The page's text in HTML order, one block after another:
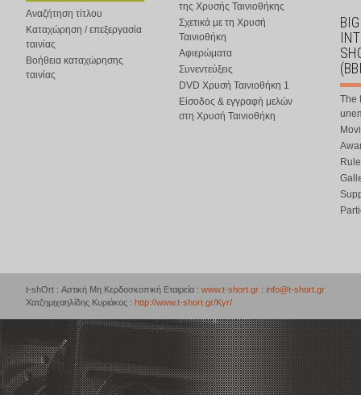
Αναζήτηση τίτλου
Καταχώρηση / επεξεργασία
ταινίας
Βοήθεια καταχώρησης
ταινίας
της Χρυσής Ταινιοθήκης
Σχετικά με τη Χρυσή
Ταινιοθήκη
Αφιερώματα
Συνεντεύξεις
DVD Χρυσή Ταινιοθήκη 1
Είσοδος & εγγραφή μελών
στη Χρυσή Ταινιοθήκη
The
t-shOrt : Αστική Μη Κερδοσκοπική Εταιρεία : www.t-short.gr : info@t-short.gr
Χατζημιχαηλίδης Κυριάκος : http://www.t-short.gr/Kyr/